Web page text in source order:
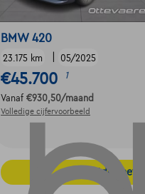
BMW 420
23.175 km 05/2025
€45.700 1
Vanaf €930,50/maand
Volledige cijfervoorbeeld
Ontdek het